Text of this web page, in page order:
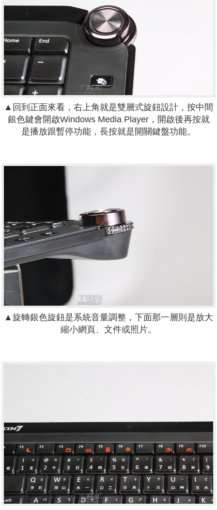
▲回到正面來看，右上角就是雙層式旋鈕設計，按中間
銀色鍵會開啟Windows Media Player，開啟後再按就
是播放跟暫停功能，長按就是開關鍵盤功能。
▲旋轉銀色旋鈕是系統音量調整，下面那一層則是放大
縮小網頁、文件或照片。